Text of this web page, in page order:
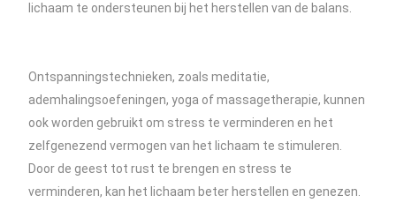
lichaam te ondersteunen bij het herstellen van de balans.
Ontspanningstechnieken, zoals meditatie,
ademhalingsoefeningen, yoga of massagetherapie, kunnen
ook worden gebruikt om stress te verminderen en het
zelfgenezend vermogen van het lichaam te stimuleren.
Door de geest tot rust te brengen en stress te
verminderen, kan het lichaam beter herstellen en genezen.